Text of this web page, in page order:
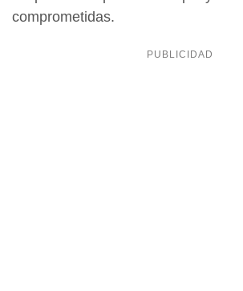
comprometidas.